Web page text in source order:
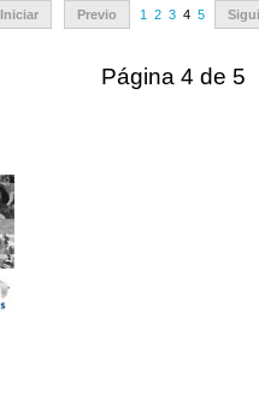
Iniciar Previo 1 2 3 4 5
Página 4 de 5